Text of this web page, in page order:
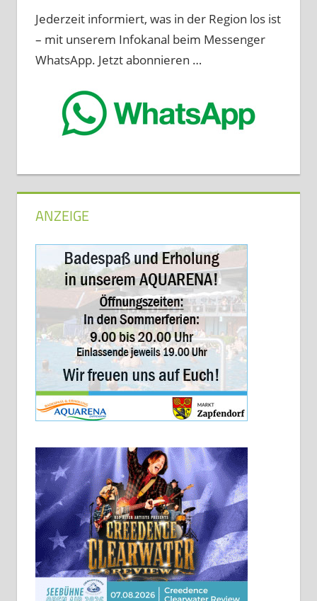
Jederzeit informiert, was in der Region los ist
– mit unserem Infokanal beim Messenger
WhatsApp. Jetzt abonnieren …
ANZEIGE